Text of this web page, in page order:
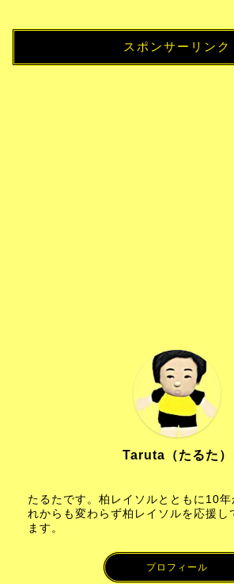
スポンサーリンク
Taruta（たるた）
たるたです。柏レイソルとともに10年
れからも変わらず柏レイソルを応援し
ます。
プロフィール